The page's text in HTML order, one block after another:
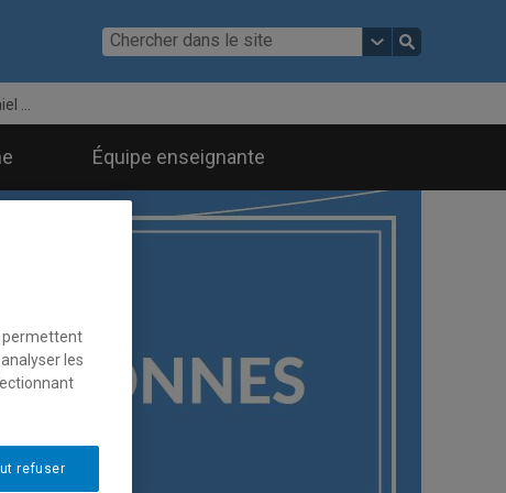
...
Équipe enseignante
permettent
les
refuser